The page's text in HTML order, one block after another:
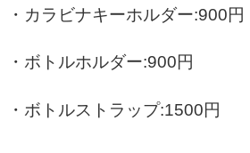
・カラビナキーホルダー:900円
・ボトルホルダー:900円
・ボトルストラップ:1500円